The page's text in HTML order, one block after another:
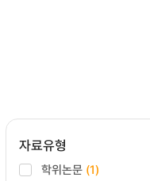
자료유형
학위논문 (1)